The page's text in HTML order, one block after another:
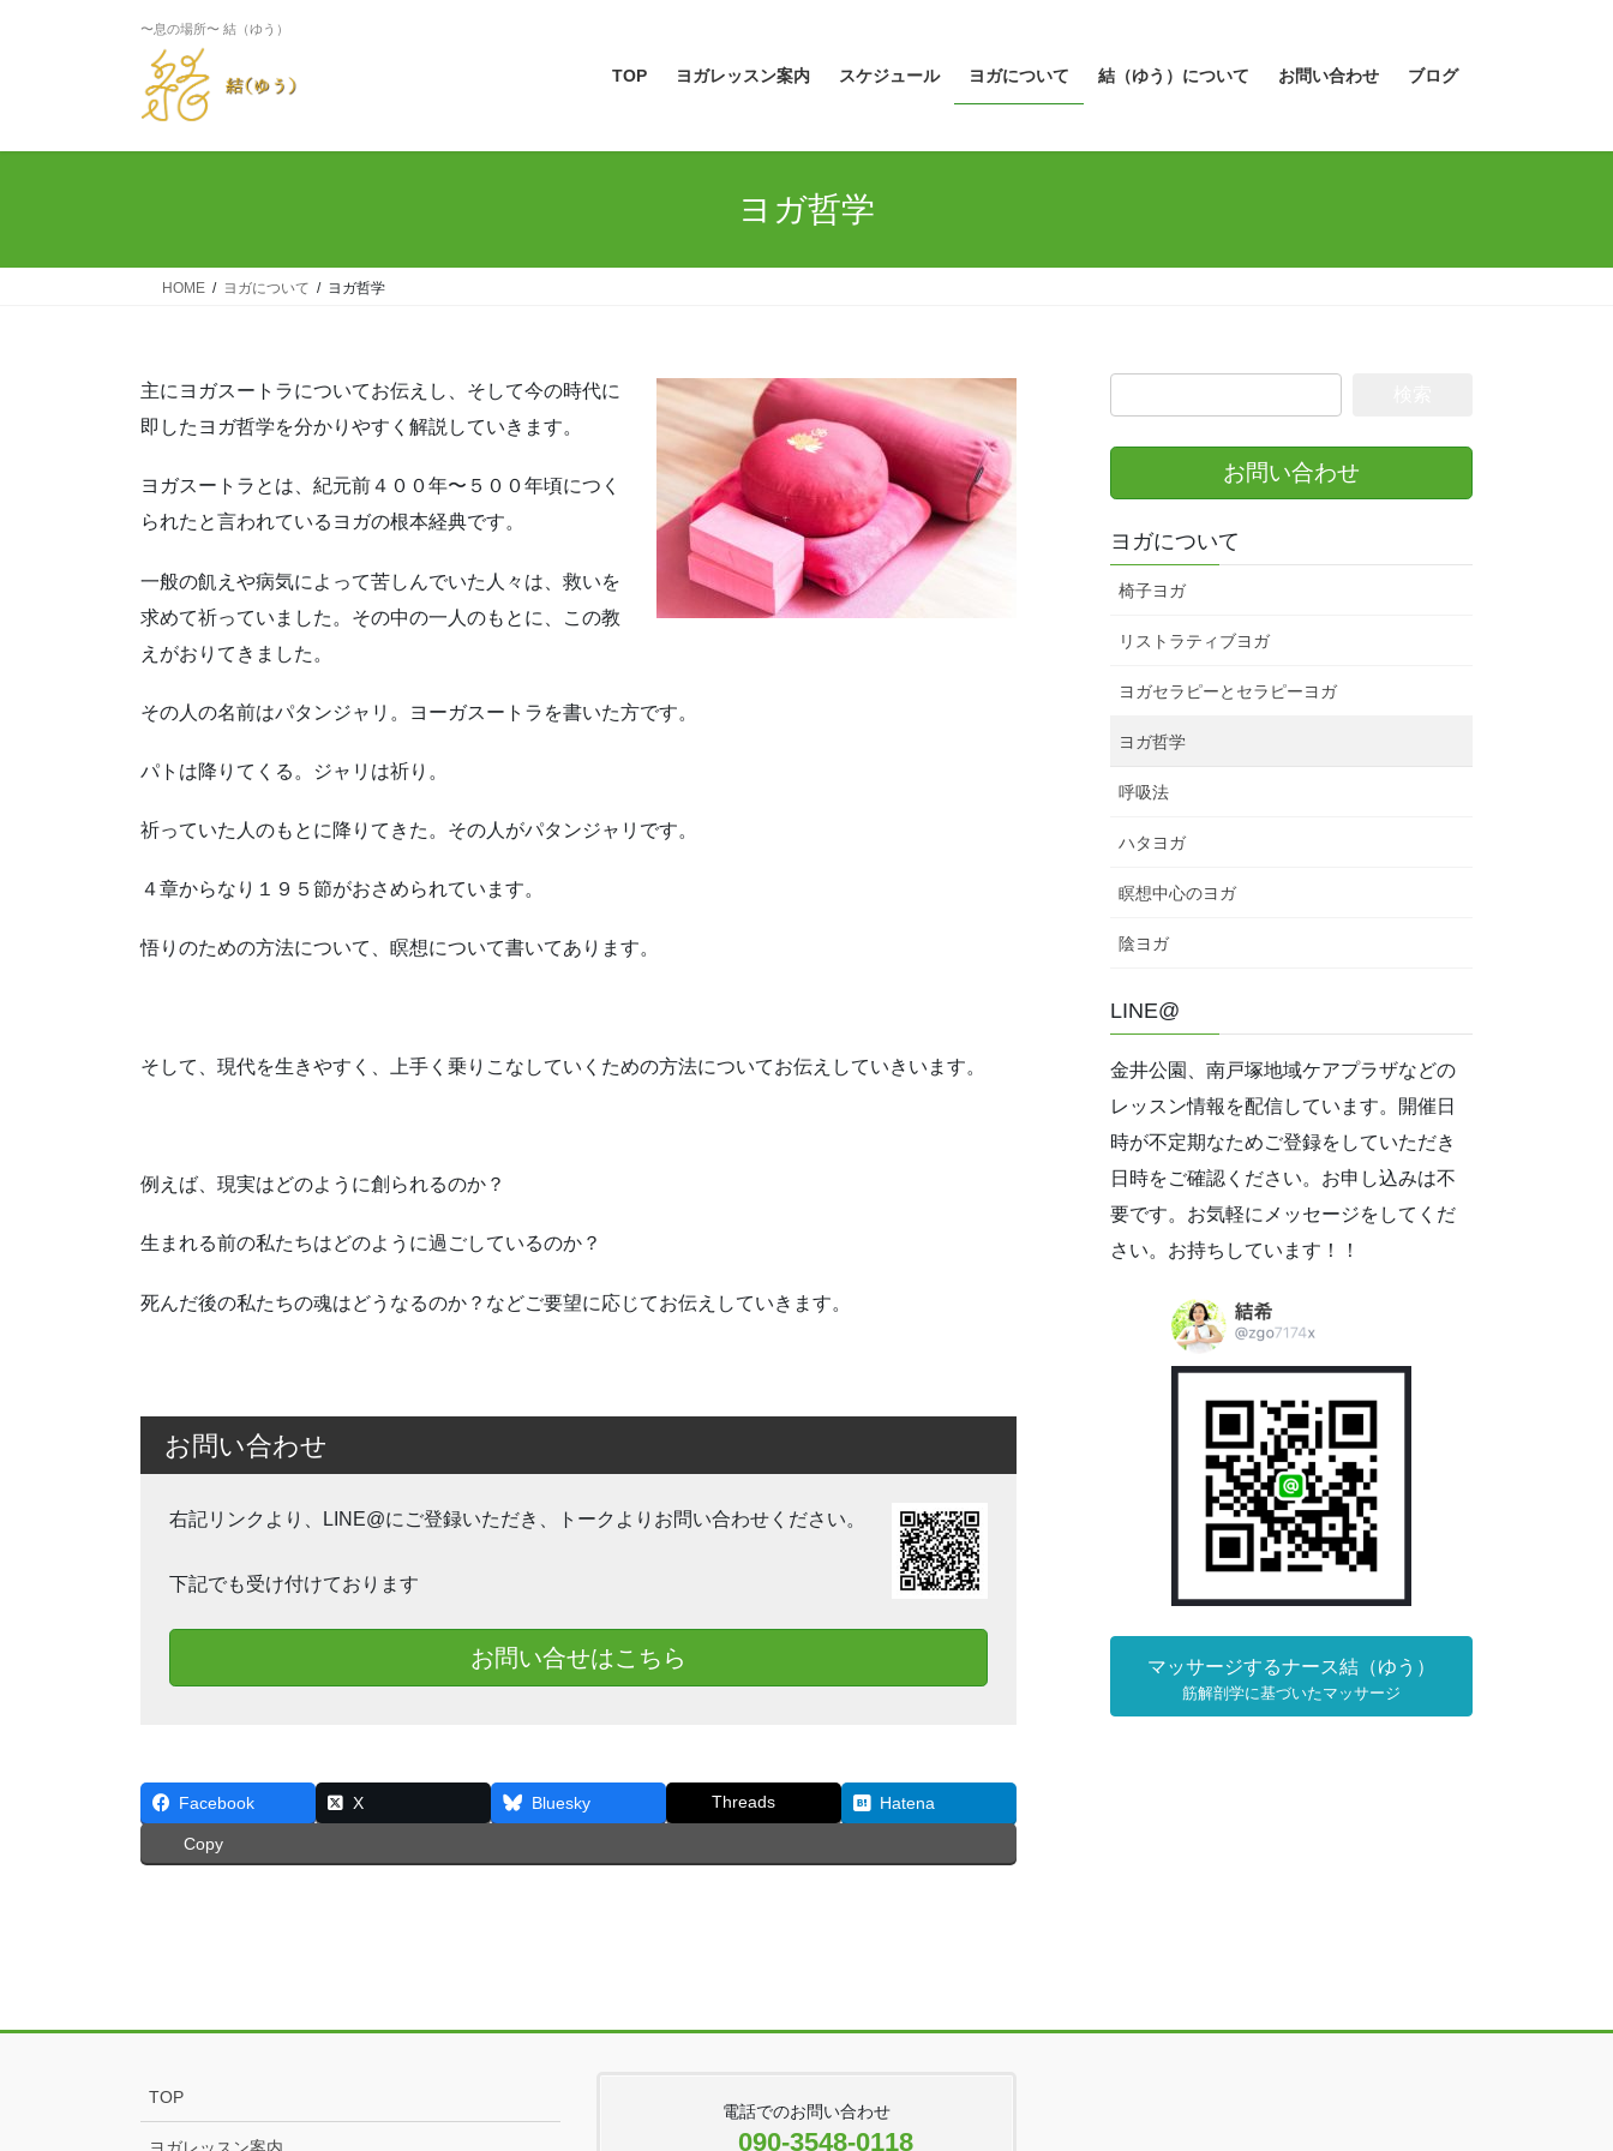
〜息の場所〜 結（ゆう）
TOP ヨガレッスン案内 スケジュール ヨガについて 結（ゆう）について お問い合わせ ブログ
ヨガ哲学
HOME ヨガについて ヨガ哲学
主にヨガスートラについてお伝えし、そして今の時代に
即したヨガ哲学を分かりやすく解説していきます。
ヨガスートラとは、紀元前４００年〜５００年頃につく
られたと言われているヨガの根本経典です。
一般の飢えや病気によって苦しんでいた人々は、救いを
求めて祈っていました。その中の一人のもとに、この教
えがおりてきました。
その人の名前はパタンジャリ。ヨーガスートラを書いた方です。
パトは降りてくる。ジャリは祈り。
祈っていた人のもとに降りてきた。その人がパタンジャリです。
４章からなり１９５節がおさめられています。
悟りのための方法について、瞑想について書いてあります。
そして、現代を生きやすく、上手く乗りこなしていくための方法についてお伝えしていきいます。
例えば、現実はどのように創られるのか？
生まれる前の私たちはどのように過ごしているのか？
死んだ後の私たちの魂はどうなるのか？などご要望に応じてお伝えしていきます。
お問い合わせ
右記リンクより、LINE@にご登録いただき、トークよりお問い合わせください。
下記でも受け付けております
お問い合せはこちら
Facebook X Bluesky Threads Hatena
Copy
索:
お問い合わせ
ヨガについて
椅子ヨガ
リストラティブヨガ
ヨガセラピーとセラピーヨガ
ヨガ哲学
呼吸法
ハタヨガ
瞑想中心のヨガ
陰ヨガ
LINE@
金井公園、南戸塚地域ケアプラザなどの
レッスン情報を配信しています。開催日
時が不定期なためご登録をしていただき
日時をご確認ください。お申し込みは不
要です。お気軽にメッセージをしてくだ
さい。お持ちしています！！
マッサージするナース結（ゆう）
筋解剖学に基づいたマッサージ
TOP
ヨガレッスン案内
電話でのお問い合わせ
090-3548-0118